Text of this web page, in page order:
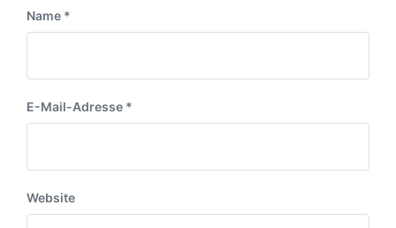
Name *
E-Mail-Adresse *
Website